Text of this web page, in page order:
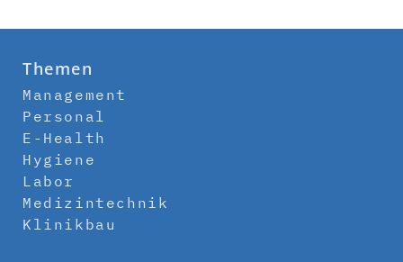
Themen
Management
Personal
E-Health
Hygiene
Labor
Medizintechnik
Klinikbau